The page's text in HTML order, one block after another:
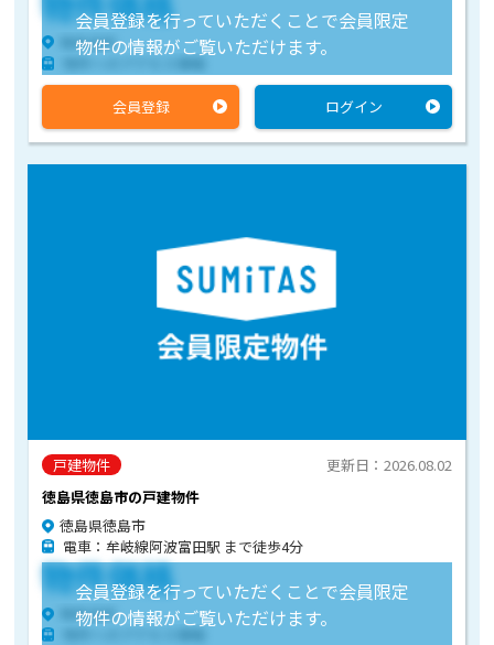
会員登録を行っていただくことで会員限定
物件の情報がご覧いただけます。
物件住所
物件へのアクセス情報
会員登録 ログイン
戸建物件
徳島県徳島市の戸建物件
更新日：2026.08.02
徳島県徳島市
電車：牟岐線阿波富田駅 まで徒歩4分
会員登録を行っていただくことで会員限定
物件の情報がご覧いただけます。
物件価格
物件住所